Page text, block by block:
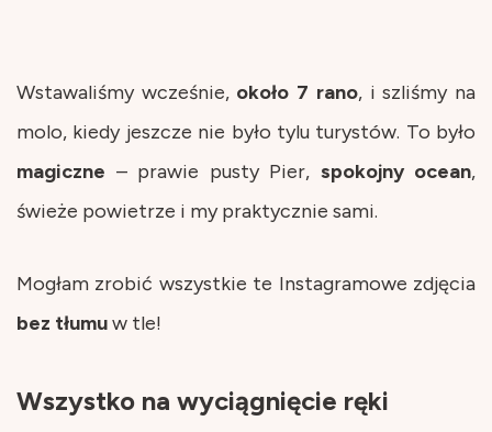
Wstawaliśmy wcześnie, około 7 rano, i szliśmy na
molo, kiedy jeszcze nie było tylu turystów. To było
magiczne – prawie pusty Pier, spokojny ocean,
świeże powietrze i my praktycznie sami.
Mogłam zrobić wszystkie te Instagramowe zdjęcia
bez tłumuw tle!
Wszystko na wyciągnięcie ręki